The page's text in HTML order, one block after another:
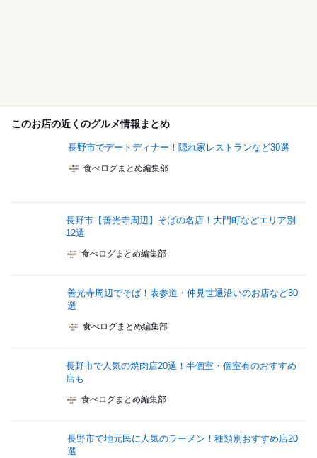
このお店の近くのグルメ情報まとめ
長野市でデートディナー！隠れ家レストランなど30選
食べログまとめ編集部
長野市【善光寺周辺】そばの名店！大門町などエリア別
12選
食べログまとめ編集部
善光寺周辺でそば！表参道・仲見世通沿いのお店など30
選
食べログまとめ編集部
長野市で人気の焼肉店20選！半個室・個室有のおすすめ
店も
食べログまとめ編集部
長野市で地元民に人気のラーメン！種類別おすすめ店20
選